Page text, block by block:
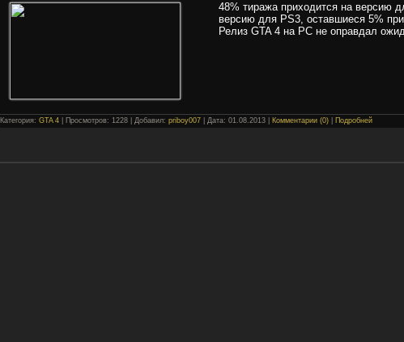
48% тиража приходится на версию
версию для PS3, оставшиеся 5%
Релиз GTA 4 на PC не оправдал
Категория: GTA 4| Просмотров: 1228 | Добавил: priboy007| Дата: 01.08.2013| Комментарии (0)| Подробней